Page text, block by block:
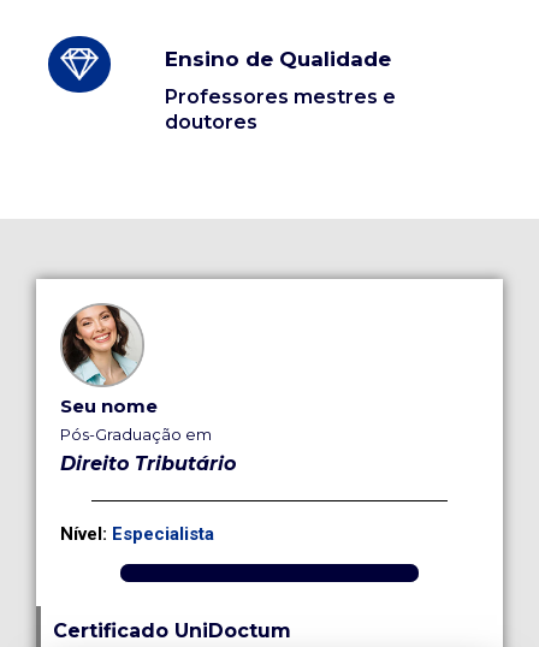
Ensino de Qualidade
Professores mestres e
doutores
Seu nome
Pós-Graduação em
Direito Tributário
Nível: Especialista
Certificado UniDoctum